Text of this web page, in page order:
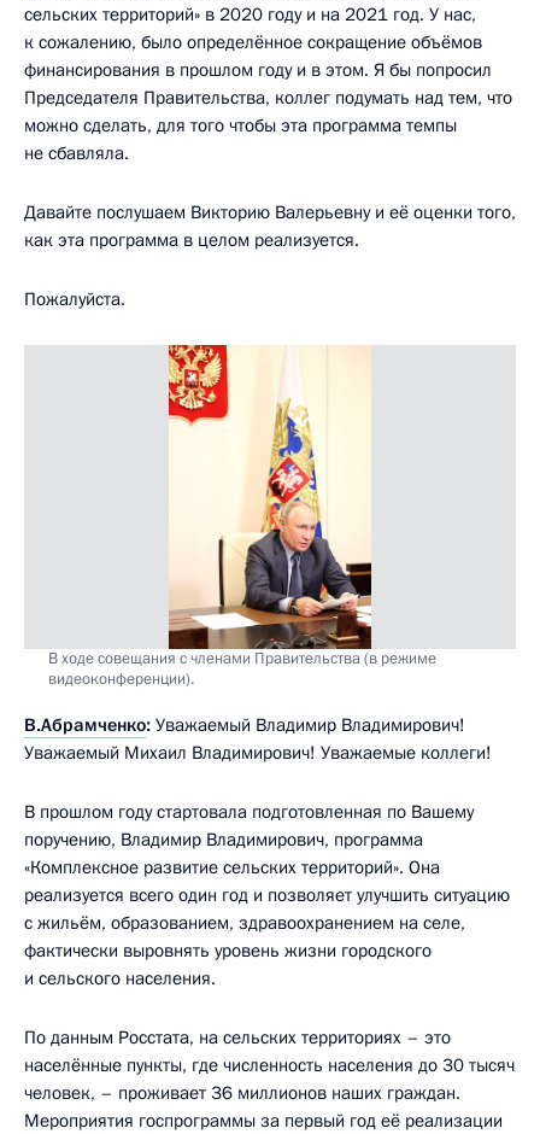
сельских территорий» в 2020 году и на 2021 год. У нас,
к сожалению, было определённое сокращение объёмов
финансирования в прошлом году и в этом. Я бы попросил
Председателя Правительства, коллег подумать над тем, что
можно сделать, для того чтобы эта программа темпы
не сбавляла.
Давайте послушаем Викторию Валерьевну и её оценки того,
как эта программа в целом реализуется.
Пожалуйста.
В ходе совещания с членами Правительства (в режиме
видеоконференции).
В.Абрамченко: Уважаемый Владимир Владимирович!
Уважаемый Михаил Владимирович! Уважаемые коллеги!
В прошлом году стартовала подготовленная по Вашему
поручению, Владимир Владимирович, программа
«Комплексное развитие сельских территорий». Она
реализуется всего один год и позволяет улучшить ситуацию
с жильём, образованием, здравоохранением на селе,
фактически выровнять уровень жизни городского
и сельского населения.
По данным Росстата, на сельских территориях – это
населённые пункты, где численность населения до 30 тысяч
человек, – проживает 36 миллионов наших граждан.
Мероприятия госпрограммы за первый год её реализации